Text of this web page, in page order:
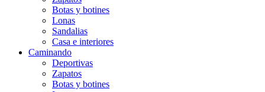
Botas y botines
Lonas
Sandalias
Casa e interiores
Caminando
Deportivas
Zapatos
Botas y botines